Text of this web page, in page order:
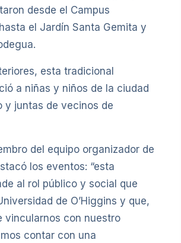
desde el Campus
el Jardín Santa Gemita y
esta tradicional
a niñas y niños de la ciudad
y juntas de vecinos de
del equipo organizador de
los eventos: “esta
al rol público y social que
de O’Higgins y que,
vincularnos con nuestro
contar con una